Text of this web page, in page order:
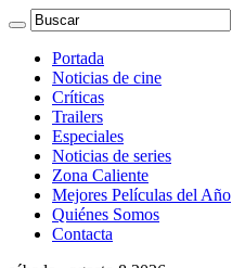
Portada
Noticias de cine
Críticas
Trailers
Especiales
Noticias de series
Zona Caliente
Mejores Películas del Año
Quiénes Somos
Contacta